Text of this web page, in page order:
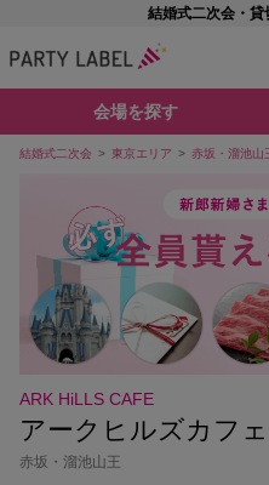
結婚式二次会・貸
会場を探す
結婚式二次会 東京エリア 赤坂・溜池山
ARK HiLLS CAFE
アークヒルズカフェ
赤坂・溜池山王